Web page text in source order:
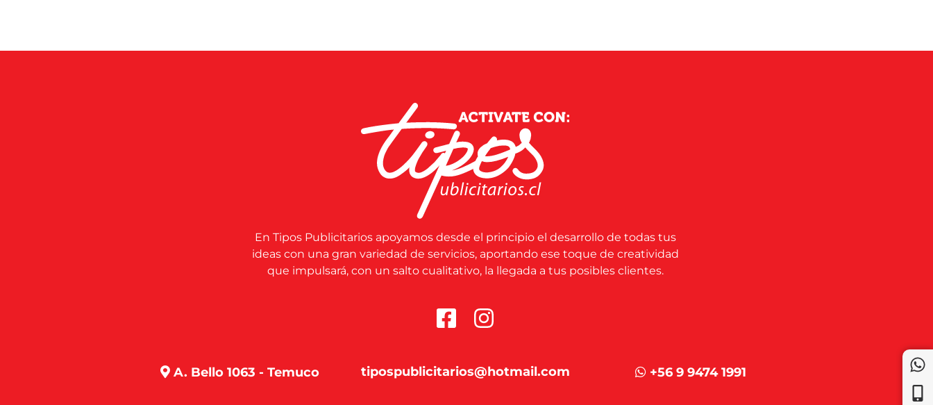
En Tipos Publicitarios apoyamos desde el principio el desarrollo de todas tus
ideas con una gran variedad de servicios, aportando ese toque de creatividad
que impulsará, con un salto cualitativo, la llegada a tus posibles clientes.
A. Bello 1063 - Temuco tipospublicitarios@hotmail.com +56 9 9474 1991